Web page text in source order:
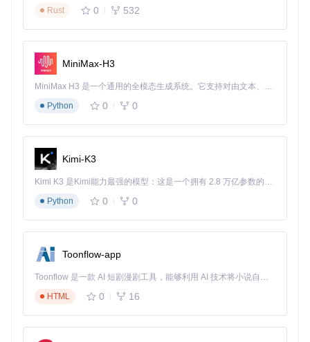
便捷性
免费开源
作为一个开源项目，任何用户都可以免费获取和使用该教材，
降低了学习成本。
在使用过程中，该项目严格遵守知识产权和法律法规，保障了
用户的权益。
总之，《随机过程第五版PDF教材》项目是一个极具价值的开
源资源，无论是对于学术研究者、教育培训者，还是企业员
随机过程第五版PDF教材 下载源代码
项目地址：https://gitcode.com/Premium-
Rust
0 532
MiniMax-H3
MiniMax H3 是一个通用的全模态生成系统。它支持对由文本、图像、视频和音频组成的多模态上下文进行统一理解，并能生成分辨率高达 2K、时长可达 15 秒的带原生立体声音频的视频。得益于面向任务泛化的系统设计，H3 在预训练阶段就已具备广泛的多模态上下文理解与生成能力，能够出色地执行复杂的多模态指令。
Python
0 0
Kimi-K3
Kimi K3 是Kimi能力最强的模型：这是一个拥有 2.8 万亿参数的混合专家（MoE）模型，具备原生视觉理解能力，并支持 100 万 token 的上下文窗口。
Python
0 0
Toonflow-app
Toonflow 是一款 AI 短剧漫剧工具，能够利用 AI 技术将小说自动转化为剧本，并结合 AI 生成的图片和视频，实现高效的短剧创作。借助 Toonflow，可以轻松完成从文字到影像的全流程，让短剧制作变得更加智能与便捷。
HTML
0 16